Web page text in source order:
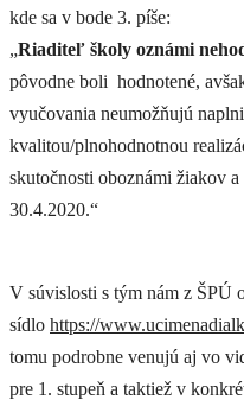
kde sa v bode 3. píše:
„Riaditeľ školy oznámi
pôvodne boli hodnotené,
vyučovania neumožňujú
kvalitou/plnohodnotnou
skutočnosti oboznámi žiakov
30.4.2020.“
V súvislosti s tým nám z ŠPÚ
sídlo https://
tomu podrobne venujú aj vo
pre 1. stupeň a taktiež v